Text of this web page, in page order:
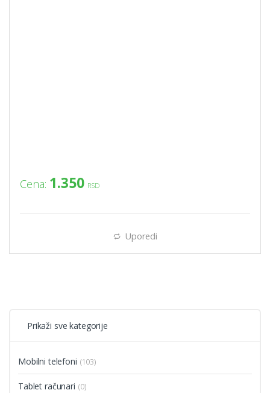
Cena: 1.350 RSD
Uporedi
Prikaži sve kategorije
Mobilni telefoni (103)
Tablet računari (0)